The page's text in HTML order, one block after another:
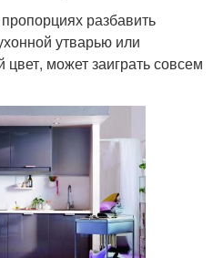
разбавить
утварью или
может заиграть совсем